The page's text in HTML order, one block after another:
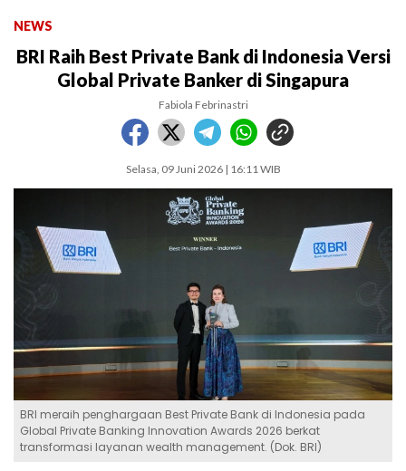
NEWS
BRI Raih Best Private Bank di Indonesia Versi
Global Private Banker di Singapura
Fabiola Febrinastri
Selasa, 09 Juni 2026 | 16:11 WIB
BRI meraih penghargaan Best Private Bank di Indonesia pada
Global Private Banking Innovation Awards 2026 berkat
transformasi layanan wealth management. (Dok. BRI)